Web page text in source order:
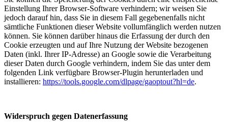
Einstellung Ihrer Browser-Software verhindern; wir weisen Sie
jedoch darauf hin, dass Sie in diesem Fall gegebenenfalls nicht
sämtliche Funktionen dieser Website vollumfänglich werden nutzen
können. Sie können darüber hinaus die Erfassung der durch den
Cookie erzeugten und auf Ihre Nutzung der Website bezogenen
Daten (inkl. Ihrer IP-Adresse) an Google sowie die Verarbeitung
dieser Daten durch Google verhindern, indem Sie das unter dem
folgenden Link verfügbare Browser-Plugin herunterladen und
installieren: https://tools.google.com/dlpage/gaoptout?hl=de.
Widerspruch gegen Datenerfassung